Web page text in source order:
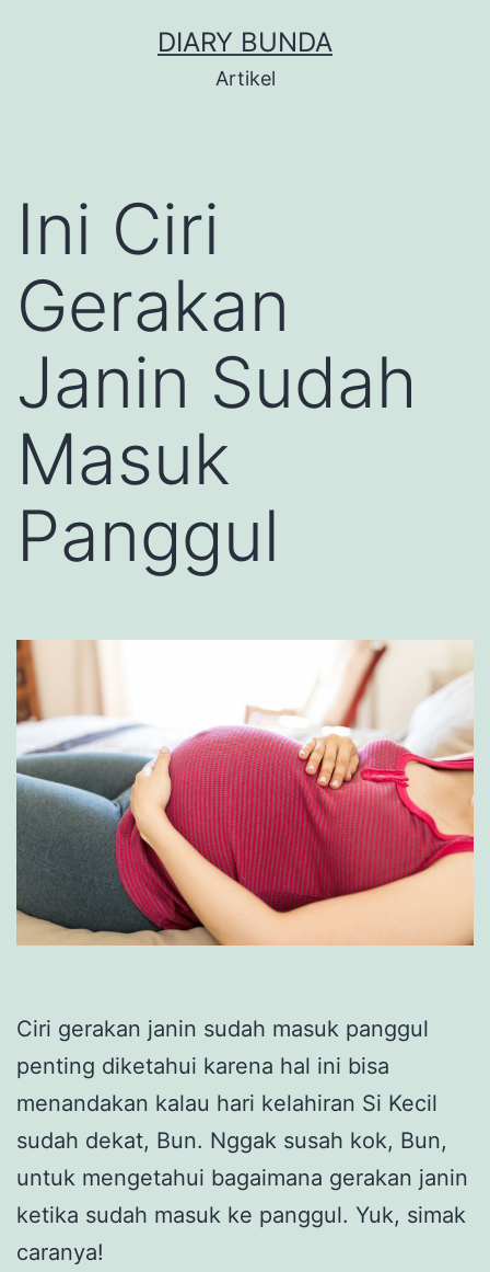
DIARY BUNDA
Artikel
Ini Ciri
Gerakan
Janin Sudah
Masuk
Panggul
Ciri gerakan janin sudah masuk panggul
penting diketahui karena hal ini bisa
menandakan kalau hari kelahiran Si Kecil
sudah dekat, Bun. Nggak susah kok, Bun,
untuk mengetahui bagaimana gerakan janin
ketika sudah masuk ke panggul. Yuk, simak
caranya!